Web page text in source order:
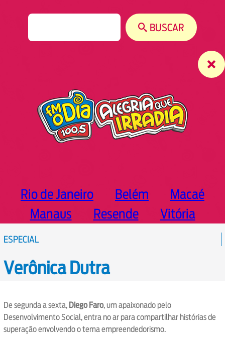
BUSCAR
Rio de Janeiro Belém
Macaé
Manaus
Resende Vitória
ESPECIAL
Verônica Dutra
De segunda a sexta, Diego Faro, um apaixonado pelo
Desenvolvimento Social, entra no ar para compartilhar histórias de
superação envolvendo o tema empreendedorismo.